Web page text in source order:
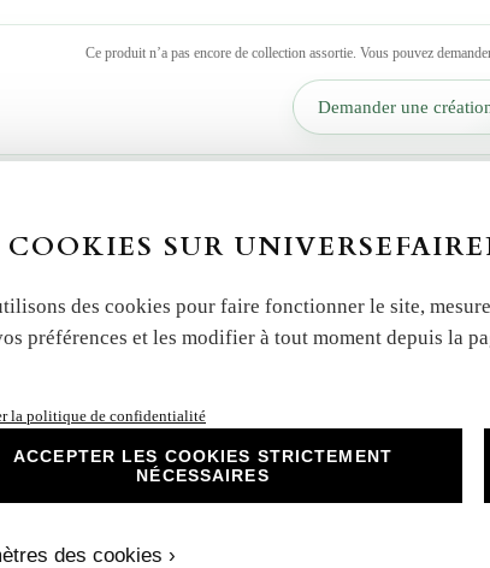
Ce produit n’a pas encore de collection assortie. Vous pouvez
Demander une
nos autres
COOKIES SUR
des cookies pour faire fonctionner le site,
préférences et les modifier à tout moment depuis la
la politique de confidentialité
ACCEPTER LES COOKIES STRICTEMENT
NÉCESSAIRES
des cookies ›